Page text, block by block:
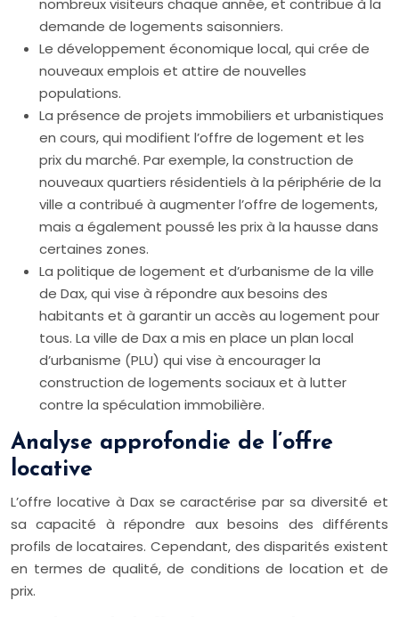
nombreux visiteurs chaque année, et contribue à la
demande de logements saisonniers.
Le développement économique local, qui crée de
nouveaux emplois et attire de nouvelles
populations.
La présence de projets immobiliers et urbanistiques
en cours, qui modifient l’offre de logement et les
prix du marché. Par exemple, la construction de
nouveaux quartiers résidentiels à la périphérie de la
ville a contribué à augmenter l’offre de logements,
mais a également poussé les prix à la hausse dans
certaines zones.
La politique de logement et d’urbanisme de la ville
de Dax, qui vise à répondre aux besoins des
habitants et à garantir un accès au logement pour
tous. La ville de Dax a mis en place un plan local
d’urbanisme (PLU) qui vise à encourager la
construction de logements sociaux et à lutter
contre la spéculation immobilière.
Analyse approfondie de l’offre
locative
L’offre locative à Dax se caractérise par sa diversité et
sa capacité à répondre aux besoins des différents
profils de locataires. Cependant, des disparités existent
en termes de qualité, de conditions de location et de
prix.